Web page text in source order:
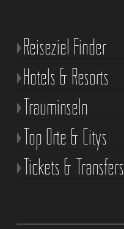
Reiseziel Finder
Hotels & Resorts
Trauminseln
Top Orte & Citys
Tickets & Transfers